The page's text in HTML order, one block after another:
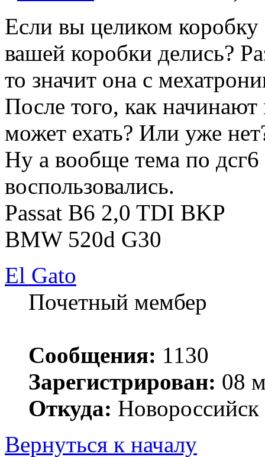
Если вы целиком коробку
вашей коробки делись?
то значит она с
После того, как
может ехать? Или уже
Ну а вообще тема по
воспользовались.
Passat B6 2,0 TDI BKP
BMW 520d G30
El Gato
Почетный мембер
Сообщения: 1130
Зарегистрирован: 08
Откуда: Новороссийск
Вернуться к началу